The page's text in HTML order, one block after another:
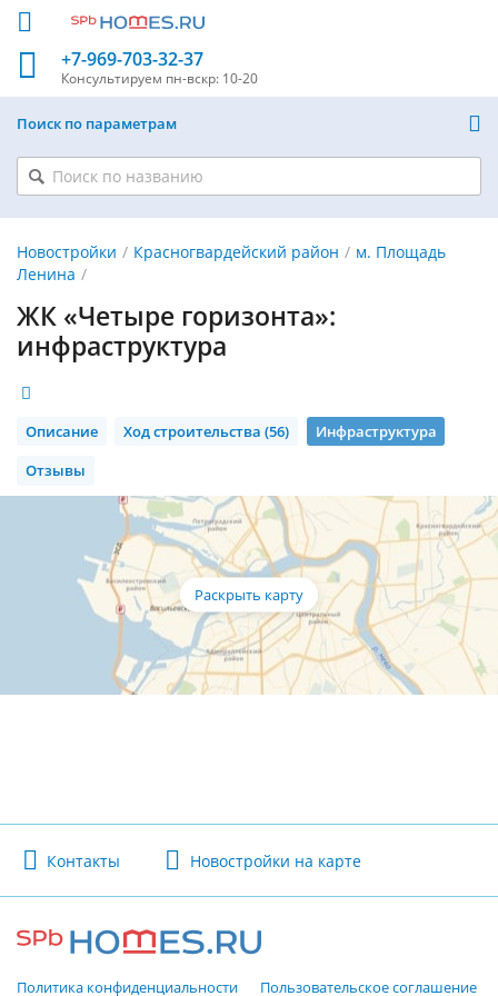
+7-969-703-32-37
Консультируем пн-вскр: 10-20
Поиск по параметрам
Новостройки Красногвардейский район
м. Площадь
Ленина
ЖК «Четыре горизонта»:
инфраструктура
Описание Ход строительства (56)
Инфраструктура
Отзывы
Контакты Новостройки на карте
Политика конфиденциальности Пользовательское соглашение